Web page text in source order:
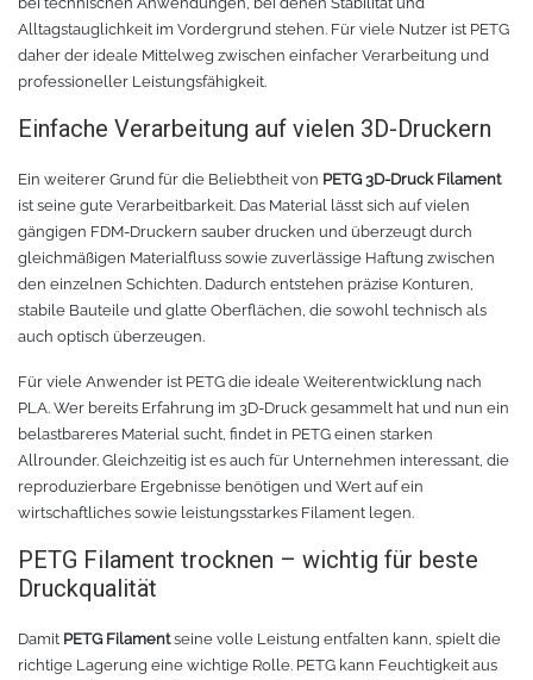
Alltagstauglichkeit im Vordergrund stehen. Für viele Nutzer ist PETG
daher der ideale Mittelweg zwischen einfacher Verarbeitung und
professioneller Leistungsfähigkeit.
Einfache Verarbeitung auf vielen 3D-Druckern
Ein weiterer Grund für die Beliebtheit von PETG 3D-Druck Filament
ist seine gute Verarbeitbarkeit. Das Material lässt sich auf vielen
gängigen FDM-Druckern sauber drucken und überzeugt durch
gleichmäßigen Materialfluss sowie zuverlässige Haftung zwischen
den einzelnen Schichten. Dadurch entstehen präzise Konturen,
stabile Bauteile und glatte Oberflächen, die sowohl technisch als
auch optisch überzeugen.
Für viele Anwender ist PETG die ideale Weiterentwicklung nach
PLA. Wer bereits Erfahrung im 3D-Druck gesammelt hat und nun ein
belastbareres Material sucht, findet in PETG einen starken
Allrounder. Gleichzeitig ist es auch für Unternehmen interessant, die
reproduzierbare Ergebnisse benötigen und Wert auf ein
wirtschaftliches sowie leistungsstarkes Filament legen.
PETG Filament trocknen – wichtig für beste
Druckqualität
Damit PETG Filamentseine volle Leistung entfalten kann, spielt die
richtige Lagerung eine wichtige Rolle. PETG kann Feuchtigkeit aus